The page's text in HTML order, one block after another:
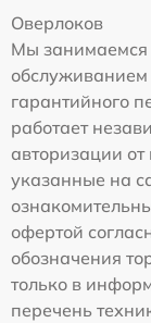
Оверлоков
Мы занимаемся
обслуживанием
гарантийного
работает
авторизации
указанные на
офертой
обозначения
только в
перечень